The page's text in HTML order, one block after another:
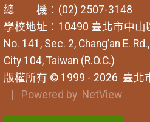
總 機：(02) 2507-3148
學校地址：10490 臺北市中山
No. 141, Sec. 2, Chang’an E.
City 104, Taiwan (R.O.C.)
版權所有 © 1999 - 2026 臺北
| Powered by NetView